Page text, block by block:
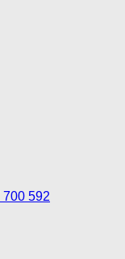
700 592